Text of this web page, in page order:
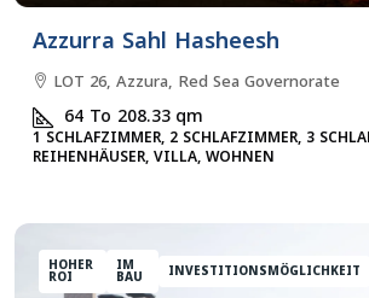
Azzurra Sahl Hasheesh
LOT 26, Azzura, Red Sea Governorate
64 To 208.33qm
1 SCHLAFZIMMER, 2 SCHLAFZIMMER, 3
REIHENHÄUSER, VILLA, WOHNEN
HOHER
ROI
IM
BAU INVESTITIONSMÖGLICHKEIT